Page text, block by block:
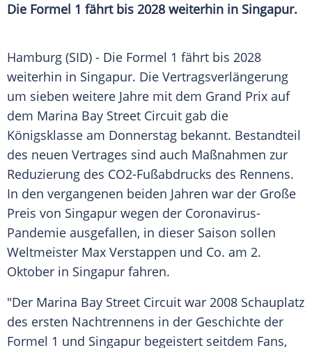
Die Formel 1 fährt bis 2028 weiterhin in Singapur.
Hamburg (SID) - Die Formel 1 fährt bis 2028
weiterhin in Singapur. Die Vertragsverlängerung
um sieben weitere Jahre mit dem Grand Prix auf
dem Marina Bay Street Circuit gab die
Königsklasse am Donnerstag bekannt. Bestandteil
des neuen Vertrages sind auch Maßnahmen zur
Reduzierung des CO2-Fußabdrucks des Rennens.
In den vergangenen beiden Jahren war der Große
Preis von Singapur wegen der Coronavirus-
Pandemie ausgefallen, in dieser Saison sollen
Weltmeister Max Verstappen und Co. am 2.
Oktober in Singapur fahren.
"Der Marina Bay Street Circuit war 2008 Schauplatz
des ersten Nachtrennens in der Geschichte der
Formel 1 und Singapur begeistert seitdem Fans,